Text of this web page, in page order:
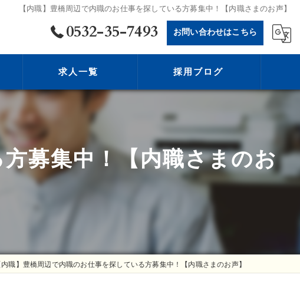
【内職】豊橋周辺で内職のお仕事を探している方募集中！【内職さまのお声】
0532-35-7493 お問い合わせはこちら
求人一覧 採用ブログ
募集中！【内職さまのお
内職】豊橋周辺で内職のお仕事を探している方募集中！【内職さまのお声】